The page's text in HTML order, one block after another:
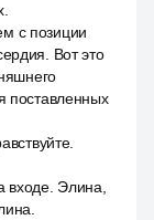
с позиции
Вот это
поставленных
входе. Элина,